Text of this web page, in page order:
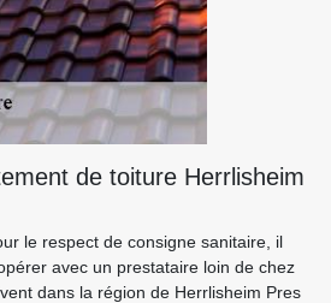
de toiture Herrlisheim
le respect de consigne sanitaire, il
avec un prestataire loin de chez
dans la région de Herrlisheim Pres